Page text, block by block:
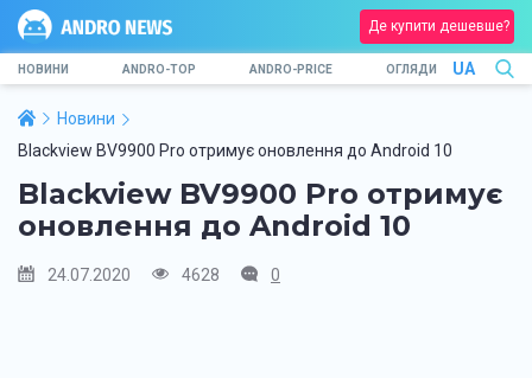
Де купити дешевше?
НОВИНИ ANDRO-TOP ANDRO-PRICE ОГЛЯДИ UA
Новини
Blackview BV9900 Pro отримує оновлення до Android 10
Blackview BV9900 Pro отримує
оновлення до Android 10
24.07.2020 4628 0